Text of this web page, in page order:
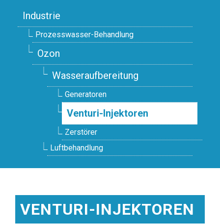
Industrie
Prozesswasser-Behandlung
Ozon
Wasseraufbereitung
Generatoren
Venturi-Injektoren
Zerstörer
Luftbehandlung
VENTURI-INJEKTOREN